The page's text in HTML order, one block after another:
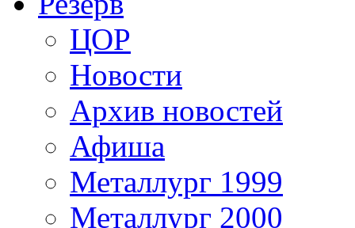
ЦОР
Новости
Архив новостей
Афиша
Металлург 1999
Металлург 2000